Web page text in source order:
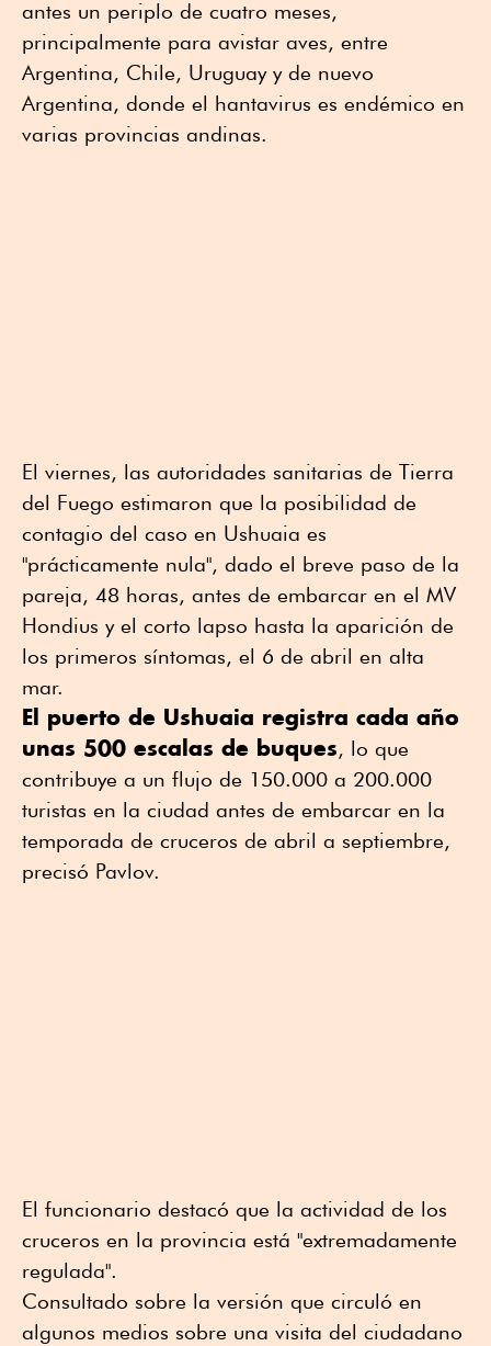
antes un periplo de cuatro meses,
principalmente para avistar aves, entre
Argentina, Chile, Uruguay y de nuevo
Argentina, donde el hantavirus es endémico en
varias provincias andinas.
El viernes, las autoridades sanitarias de Tierra
del Fuego estimaron que la posibilidad de
contagio del caso en Ushuaia es
"prácticamente nula", dado el breve paso de la
pareja, 48 horas, antes de embarcar en el MV
Hondius y el corto lapso hasta la aparición de
los primeros síntomas, el 6 de abril en alta
mar.
El puerto de Ushuaia registra cada año
unas 500 escalas de buques, lo que
contribuye a un flujo de 150.000 a 200.000
turistas en la ciudad antes de embarcar en la
temporada de cruceros de abril a septiembre,
precisó Pavlov.
El funcionario destacó que la actividad de los
cruceros en la provincia está "extremadamente
regulada".
Consultado sobre la versión que circuló en
algunos medios sobre una visita del ciudadano